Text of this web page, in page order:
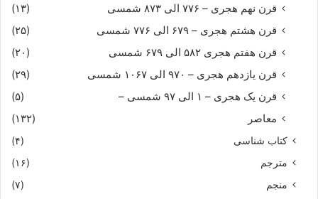
قرن نهم هجری – ۷۷۶ الی ۸۷۳ شمسی
(۱۳)
قرن هشتم هجری – ۶۷۹ الی ۷۷۶ شمسی
(۲۵)
قرن هفتم هجری ۵۸۲ الی ۶۷۹ شمسی
(۲۰)
قرن یازدهم هجری – ۹۷۰ الی ۱۰۶۷ شمسی
(۲۹)
قرن یک هجری – ۱ الی ۹۷ شمسی –
(۵)
معاصر
(۱۳۲)
کتاب شناسی
(۴)
مترجم
(۱۶)
منجم
(۷)